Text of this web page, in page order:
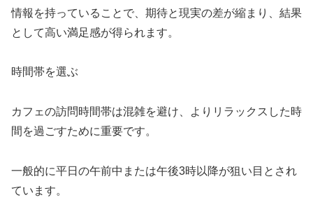
情報を持っていることで、期待と現実の差が縮まり、結果
として高い満足感が得られます。
時間帯を選ぶ
カフェの訪問時間帯は混雑を避け、よりリラックスした時
間を過ごすために重要です。
一般的に平日の午前中または午後3時以降が狙い目とされ
ています。